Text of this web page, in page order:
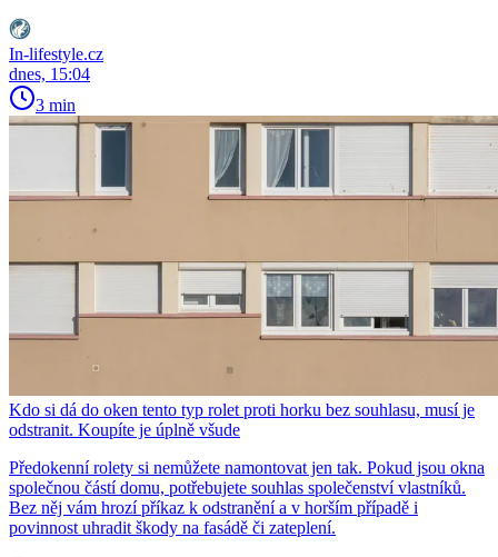
In-lifestyle.cz
dnes, 15:04
3 min
Kdo si dá do oken tento typ rolet proti horku bez souhlasu, musí je
odstranit. Koupíte je úplně všude
Předokenní rolety si nemůžete namontovat jen tak. Pokud jsou okna
společnou částí domu, potřebujete souhlas společenství vlastníků.
Bez něj vám hrozí příkaz k odstranění a v horším případě i
povinnost uhradit škody na fasádě či zateplení.